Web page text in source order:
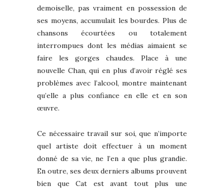
demoiselle, pas vraiment en possession de
ses moyens, accumulait les bourdes. Plus de
chansons écourtées ou totalement
interrompues dont les médias aimaient se
faire les gorges chaudes. Place à une
nouvelle Chan, qui en plus d’avoir réglé ses
problèmes avec l’alcool, montre maintenant
qu’elle a plus confiance en elle et en son
œuvre.
Ce nécessaire travail sur soi, que n’importe
quel artiste doit effectuer à un moment
donné de sa vie, ne l’en a que plus grandie.
En outre, ses deux derniers albums prouvent
bien que Cat est avant tout plus une